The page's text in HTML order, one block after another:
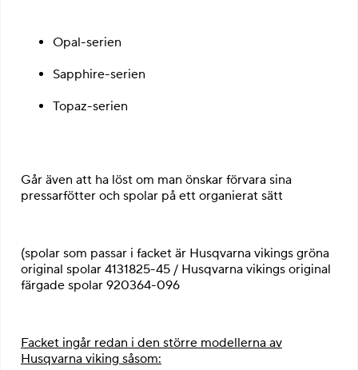
Opal-serien
Sapphire-serien
Topaz-serien
Går även att ha löst om man önskar förvara sina
pressarfötter och spolar på ett organierat sätt
(spolar som passar i facket är Husqvarna vikings gröna
original spolar 4131825-45 / Husqvarna vikings original
färgade spolar 920364-096
Facket ingår redan i den större modellerna av
Husqvarna viking såsom: